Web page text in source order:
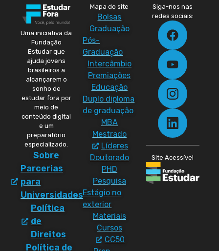
Uma iniciativa da
Fundação
Estudar que
ajuda jovens
brasileiros a
alcançarem o
sonho de
estudar fora por
meio de
conteúdo digital
e um
preparatório
especializado.
Sobre
Parcerias
para
Universidades
Política
de
Direitos
Política de
Mapa do site
Bolsas
Graduação
Pós-
Graduação
Intercâmbio
Premiações
Educação
Duplo diploma
de graduação
MBA
Mestrado
Líderes
Doutorado
PHD
Pesquisa
Estágio no
exterior
Materiais
Cursos
CC50
Siga-nos nas
redes sociais:
Site Acessível